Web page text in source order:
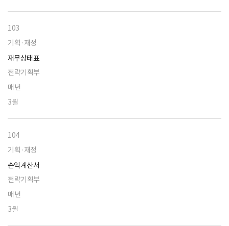
103
기획·재정
재무상태표
전략기획부
매년
3월
104
기획·재정
손익계산서
전략기획부
매년
3월